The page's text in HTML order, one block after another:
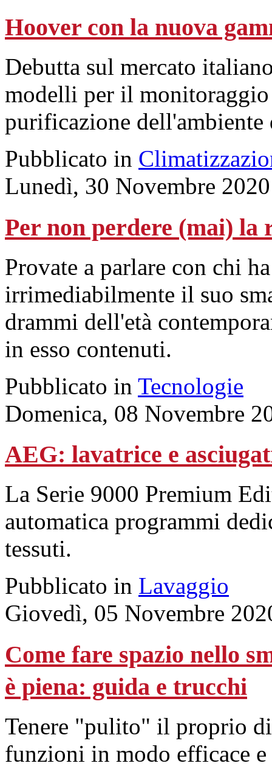
Hoover con la nuova
Debutta sul mercato
modelli per il
purificazione dell'ambiente
Pubblicato in
Lunedì, 30 Novembre
Per non perdere (mai) la
Provate a parlare con chi
irrimediabilmente il suo
drammi dell'età
in esso contenuti.
Pubblicato in Tecnologie
Domenica, 08 Novembre
AEG: lavatrice e
La Serie 9000 Premium
automatica programmi
tessuti.
Pubblicato in Lavaggio
Giovedì, 05 Novembre
Come fare spazio nello
è piena: guida e trucchi
Tenere "pulito" il proprio
funzioni in modo efficace